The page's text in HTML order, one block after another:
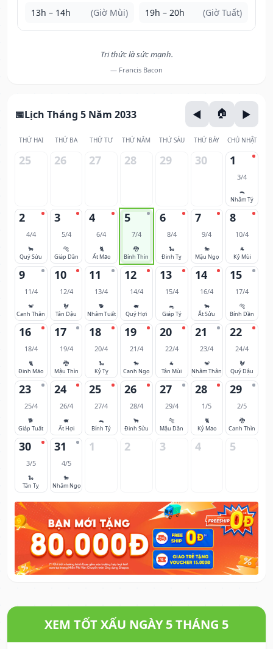
13h – 14h (Giờ Mùi) 19h – 20h (Giờ Tuất)
Tri thức là sức mạnh.
— Francis Bacon
Lịch Tháng 5 Năm 2033
THỨ HAI THỨ BA THỨ TƯ THỨ NĂM THỨ SÁU THỨ BẢY CHỦ NHẬT
25 26 27 28 29 30 1
3/4
🐀
Nhâm Tý
2
4/4
🐂
Quý Sửu
3
5/4
🐅
Giáp Dần
4
6/4
🐈
Ất Mão
5
7/4
🐉
Bính Thìn
6
8/4
🐍
Đinh Tỵ
7
9/4
🐎
Mậu Ngọ
8
10/4
🐐
Kỷ Mùi
9
11/4
🐒
Canh Thân
10
12/4
🐓
Tân Dậu
11
13/4
🐕
Nhâm Tuất
12
14/4
🐖
Quý Hợi
13
15/4
🐀
Giáp Tý
14
16/4
🐂
Ất Sửu
15
17/4
🐅
Bính Dần
16
18/4
🐈
Đinh Mão
17
19/4
🐉
Mậu Thìn
18
20/4
🐍
Kỷ Tỵ
19
21/4
🐎
Canh Ngọ
20
22/4
🐐
Tân Mùi
21
23/4
🐒
Nhâm Thân
22
24/4
🐓
Quý Dậu
23
25/4
🐕
Giáp Tuất
24
26/4
🐖
Ất Hợi
25
27/4
🐀
Bính Tý
26
28/4
🐂
Đinh Sửu
27
29/4
🐅
Mậu Dần
28
1/5
🐈
Kỷ Mão
29
2/5
🐉
Canh Thìn
30
3/5
🐍
Tân Tỵ
31
4/5
🐎
Nhâm Ngọ
1 2 3 4 5
XEM TỐT XẤU NGÀY 5 THÁNG 5